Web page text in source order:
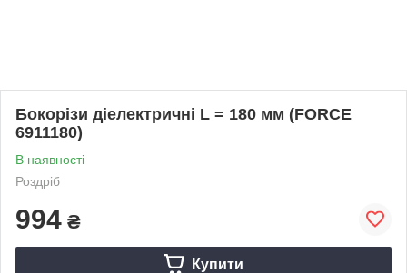
Бокорізи діелектричні L = 180 мм (FORCE
6911180)
В наявності
Роздріб
994 ₴
Купити